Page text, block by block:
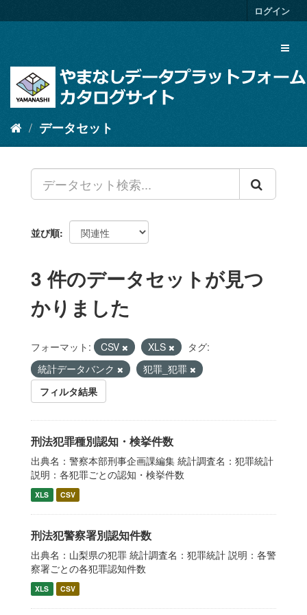
キ
ログイン
データセット
並び順
3 件のデータセットが見つ
かりました
フォーマット: CSV XLS
タグ:
統計データバンク
犯罪_犯罪
フィルタ結果
刑法犯罪種別認知・検挙件数
出典名：警察本部刑事企画課編集 統計調査名：犯罪統計
説明：各犯罪ごとの認知・検挙件数
XLS CSV
刑法犯警察署別認知件数
出典名：山梨県の犯罪 統計調査名：犯罪統計 説明：各警
察署ごとの各犯罪認知件数
XLS CSV